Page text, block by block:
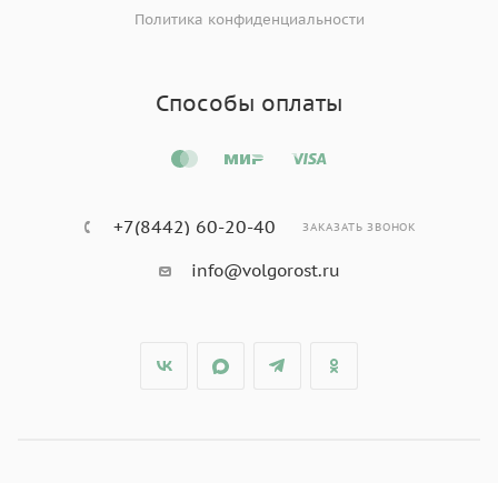
Политика конфиденциальности
Способы оплаты
+7(8442) 60-20-40 ЗАКАЗАТЬ ЗВОНОК
info@volgorost.ru